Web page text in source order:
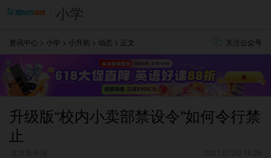
小学
资讯中心 > 小学 > 小升初 > 动态 > 正文 关注公众号
升级版“校内小卖部禁设令”如何令行禁
止